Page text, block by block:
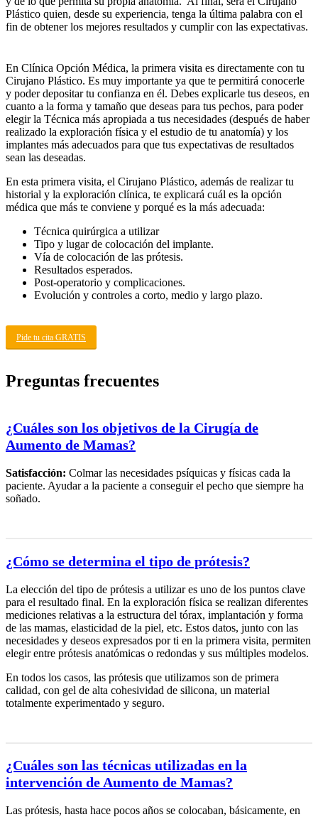
Plástico quien, desde su experiencia, tenga la última palabra con el
fin de obtener los mejores resultados y cumplir con las expectativas.
En Clínica Opción Médica, la primera visita es directamente con tu
Cirujano Plástico. Es muy importante ya que te permitirá conocerle
y poder depositar tu confianza en él. Debes explicarle tus deseos, en
cuanto a la forma y tamaño que deseas para tus pechos, para poder
elegir la Técnica más apropiada a tus necesidades (después de haber
realizado la exploración física y el estudio de tu anatomía) y los
implantes más adecuados para que tus expectativas de resultados
sean las deseadas.
En esta primera visita, el Cirujano Plástico, además de realizar tu
historial y la exploración clínica, te explicará cuál es la opción
médica que más te conviene y porqué es la más adecuada:
Técnica quirúrgica a utilizar
Tipo y lugar de colocación del implante.
Vía de colocación de las prótesis.
Resultados esperados.
Post-operatorio y complicaciones.
Evolución y controles a corto, medio y largo plazo.
Pide tu cita GRATIS
Preguntas frecuentes
¿Cuáles son los objetivos de la Cirugía de
Aumento de Mamas?
Satisfacción: Colmar las necesidades psíquicas y físicas cada la
paciente. Ayudar a la paciente a conseguir el pecho que siempre ha
soñado.
¿Cómo se determina el tipo de prótesis?
La elección del tipo de prótesis a utilizar es uno de los puntos clave
para el resultado final. En la exploración física se realizan diferentes
mediciones relativas a la estructura del tórax, implantación y forma
de las mamas, elasticidad de la piel, etc. Estos datos, junto con las
necesidades y deseos expresados por ti en la primera visita, permiten
elegir entre prótesis anatómicas o redondas y sus múltiples modelos.
En todos los casos, las prótesis que utilizamos son de primera
calidad, con gel de alta cohesividad de silicona, un material
totalmente experimentado y seguro.
¿Cuáles son las técnicas utilizadas en la
intervención de Aumento de Mamas?
Las prótesis, hasta hace pocos años se colocaban, básicamente, en